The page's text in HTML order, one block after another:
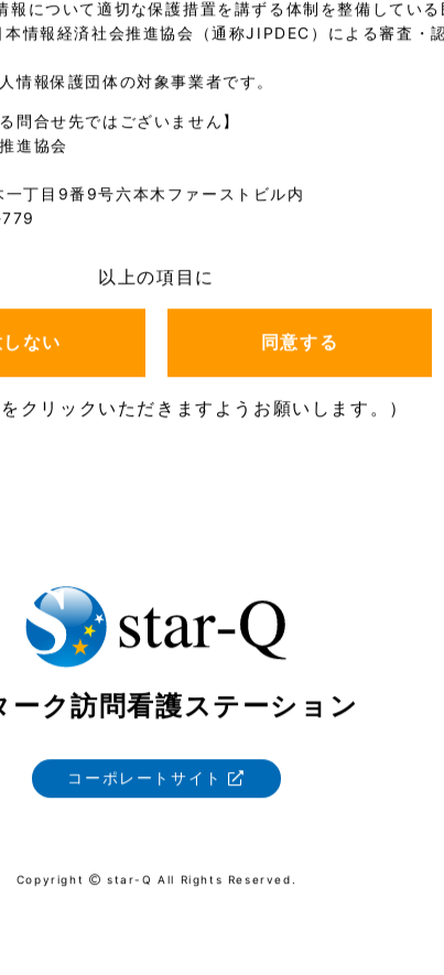
について適切な保護措置を講ずる体制を整備してい
情報経済社会推進協会（通称JIPDEC）による審査・
情報保護団体の対象事業者です。
問合せ先ではございません】
進協会
丁目9番9号六本木ファーストビル内
以上の項目に
しない 同意する
をクリックいただきますようお願いします。）
ーク訪問看護ステーション
コーポレートサイト
Copyright star-Q All Rights Reserved.